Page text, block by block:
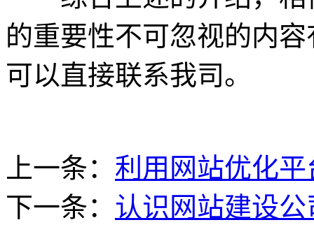
的重要性不可忽视的内
可以直接联系我司。
上一条： 利用网站优化
下一条： 认识网站建设